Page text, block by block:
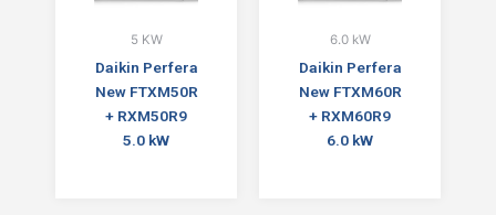
5 KW
Daikin Perfera
New FTXM50R
+ RXM50R9
5.0 kW
6.0 kW
Daikin Perfera
New FTXM60R
+ RXM60R9
6.0 kW